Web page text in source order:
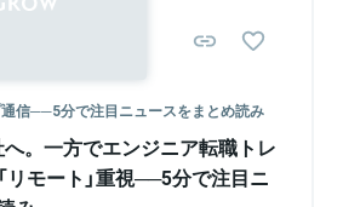
信──5分で注目ニュースをまとめ読み
。一方でエンジニア転職トレ
リモート」重視──5分で注目ニ